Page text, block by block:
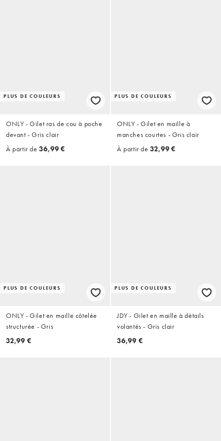
PLUS DE COULEURS
ONLY - Gilet ras de cou à poche
devant - Gris clair
À partir de 36,99 €
PLUS DE COULEURS
ONLY - Gilet en maille à
manches courtes - Gris clair
À partir de 32,99 €
PLUS DE COULEURS
ONLY - Gilet en maille côtelée
structurée - Gris
32,99 €
PLUS DE COULEURS
JDY - Gilet en maille à détails
volantés - Gris clair
36,99 €